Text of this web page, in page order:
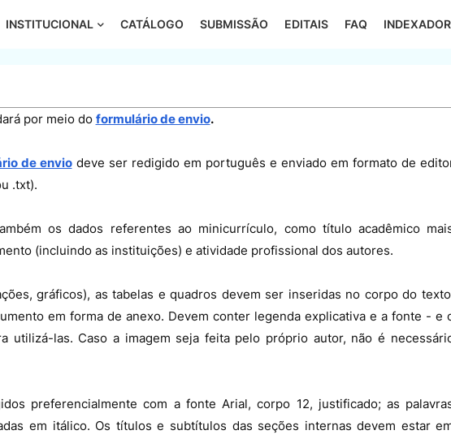
INSTITUCIONAL CATÁLOGO SUBMISSÃO EDITAIS FAQ
por meio do formulário de envio.
de enviodeve ser redigido em português e enviado em formato de
.txt).
os dados referentes ao minicurrículo, como título acadêmico
(incluindo as instituições) e atividade profissional dos autores.
gráficos), as tabelas e quadros devem ser inseridas no corpo do
em forma de anexo. Devem conter legenda explicativa e a fonte - e
utilizá-las. Caso a imagem seja feita pelo próprio autor, não é
preferencialmente com a fonte Arial, corpo 12, justificado; as
em itálico. Os títulos e subtítulos das seções internas devem estar